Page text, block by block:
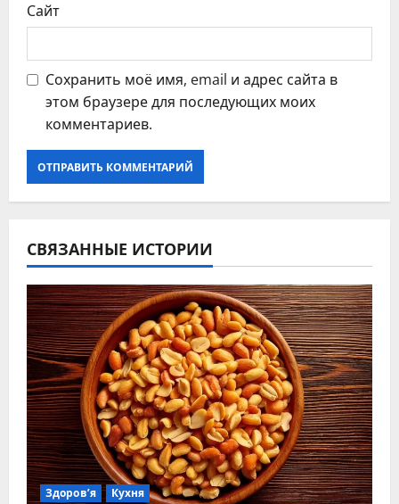
Сайт
Сохранить моё имя, email и адрес сайта в
этом браузере для последующих моих
комментариев.
СВЯЗАННЫЕ ИСТОРИИ
Здоров’я Кухня